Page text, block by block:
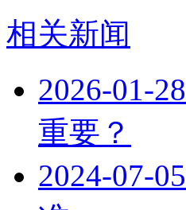
相关新闻
2026-01-28
重要？
2024-07-05